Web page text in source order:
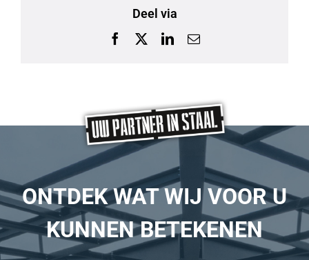
Deel via
Facebook LinkedIn
E-
ONTDEK WAT WIJ VOOR U
KUNNEN BETEKENEN